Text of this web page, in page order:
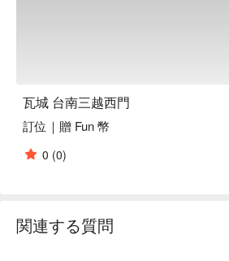
瓦城 台南三越西門
訂位｜贈 Fun 幣
0 (0)
関連する質問